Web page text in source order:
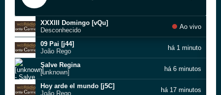
XXXIII Domingo [vQu]
Desconhecido
Ao vivo
09 Pai [j44]
João Rego
há 1 minuto
Salve Regina
[unknown]
há 6 minutos
Hoy arde el mundo [j5C]
João Rego
há 17 minutos